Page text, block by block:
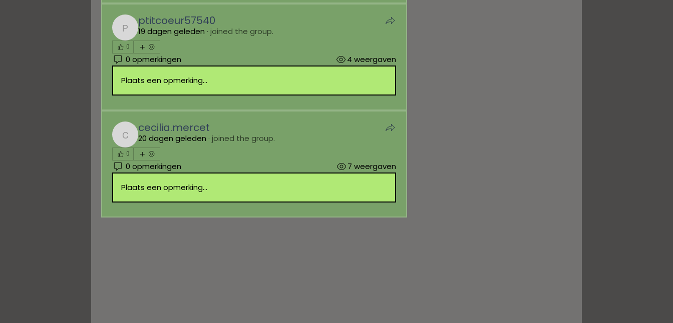
ptitcoeur57540
ptitcoeur57540
19 dagen geleden · joined the group.
0
0 opmerkingen
4 weergaven
Plaats een opmerking...
cecilia.mercet
cecilia.mercet
20 dagen geleden · joined the group.
0
0 opmerkingen
7 weergaven
Plaats een opmerking...